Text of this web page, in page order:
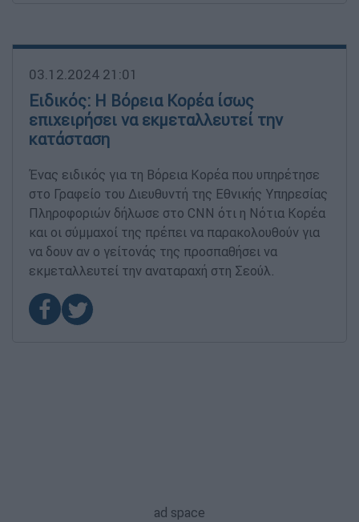
03.12.2024 21:01
Ειδικός: Η Βόρεια Κορέα ίσως
επιχειρήσει να εκμεταλλευτεί την
κατάσταση
Ένας ειδικός για τη Βόρεια Κορέα που υπηρέτησε
στο Γραφείο του Διευθυντή της Εθνικής Υπηρεσίας
Πληροφοριών δήλωσε στο CNN ότι η Νότια Κορέα
και οι σύμμαχοί της πρέπει να παρακολουθούν για
να δουν αν ο γείτονάς της προσπαθήσει να
εκμεταλλευτεί την αναταραχή στη Σεούλ.